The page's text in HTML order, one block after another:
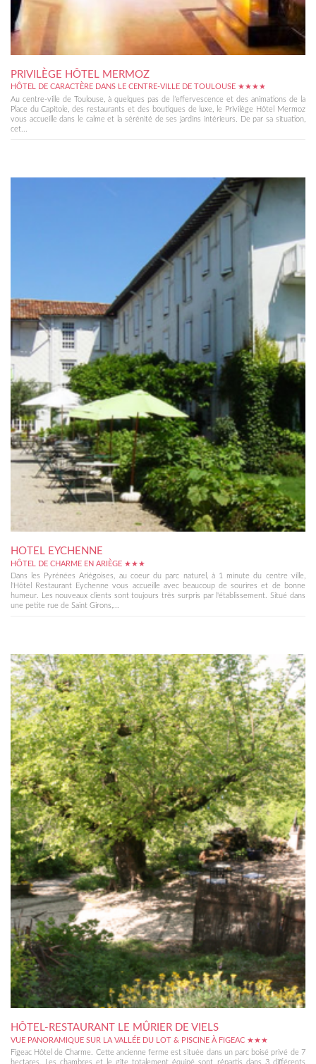
PRIVILÈGE HÔTEL MERMOZ
HÔTEL DE CARACTÈRE DANS LE CENTRE-VILLE DE TOULOUSE ★★★★
Au centre-ville de Toulouse, à quelques pas de l’effervescence et des animations de la
Place du Capitole, des restaurants et des boutiques de luxe, le Privilège Hôtel Mermoz
vous accueille dans le calme et la sérénité de ses jardins intérieurs. De par sa situation,
cet...
HOTEL EYCHENNE
HÔTEL DE CHARME EN ARIÈGE ★★★
Dans les Pyrénées Ariégoises, au coeur du parc naturel, à 1 minute du centre ville,
l'Hôtel Restaurant Eychenne vous accueille avec beaucoup de sourires et de bonne
humeur. Les nouveaux clients sont toujours très surpris par l'établissement. Situé dans
une petite rue de Saint Girons,...
HÔTEL-RESTAURANT LE MÛRIER DE VIELS
VUE PANORAMIQUE SUR LA VALLÉE DU LOT & PISCINE À FIGEAC ★★★
Figeac Hôtel de Charme. Cette ancienne ferme est située dans un parc boisé privé de 7
hectares. Les chambres et le gîte totalement équipé sont répartis dans 3 différents